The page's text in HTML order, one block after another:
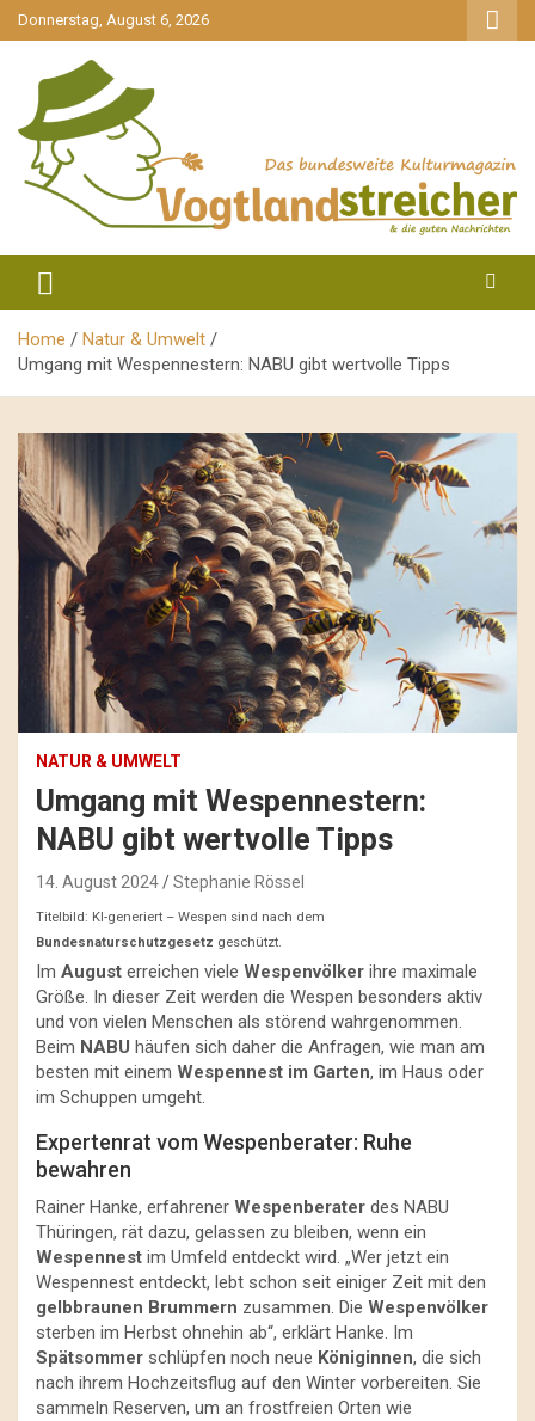
gehe
zum
Donnerstag, August 6, 2026
Vogtlandstreicher
Home
Natur & Umwelt
Umgang mit Wespennestern: NABU gibt wertvolle Tipps
NATUR & UMWELT
Umgang mit Wespennestern:
NABU gibt wertvolle Tipps
14. August 2024 Stephanie Rössel
Titelbild: KI-generiert – Wespen sind nach dem
Bundesnaturschutzgesetz geschützt.
Im August erreichen viele Wespenvölker ihre maximale
Größe. In dieser Zeit werden die Wespen besonders aktiv
und von vielen Menschen als störend wahrgenommen.
Beim NABU häufen sich daher die Anfragen, wie man am
besten mit einem Wespennest im Garten, im Haus oder
im Schuppen umgeht.
Expertenrat vom Wespenberater: Ruhe
bewahren
Rainer Hanke, erfahrener Wespenberater des NABU
Thüringen, rät dazu, gelassen zu bleiben, wenn ein
Wespennest im Umfeld entdeckt wird. „Wer jetzt ein
Wespennest entdeckt, lebt schon seit einiger Zeit mit den
gelbbraunen Brummern zusammen. Die Wespenvölker
sterben im Herbst ohnehin ab“, erklärt Hanke. Im
Spätsommer schlüpfen noch neue Königinnen, die sich
nach ihrem Hochzeitsflug auf den Winter vorbereiten. Sie
sammeln Reserven, um an frostfreien Orten wie